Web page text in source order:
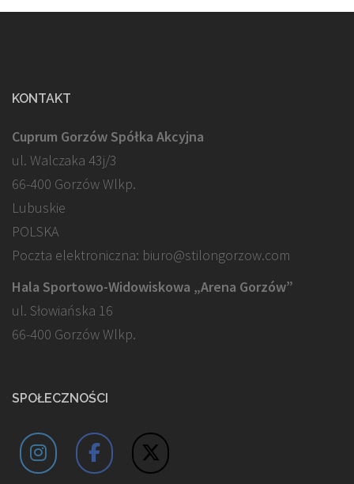
KONTAKT
Cuprum Gorzów Spółka Akcyjna
ul. Walczaka 43j/3
66-400 Gorzów Wlkp.
Lubuskie
POLSKA
Poczta elektroniczna: biuro@stilongorzow.com
Hala Sportowo-Widowiskowa „Arena Gorzów”
ul. Słowiańska 16
66-400 Gorzów Wlkp.
SPOŁECZNOŚCI